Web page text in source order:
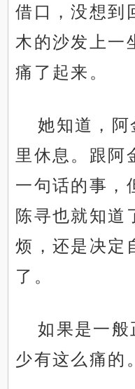
借口，没想到
木的沙发上一
痛了起来。
她知道，阿
里休息。跟阿
一句话的事，
陈寻也就知道
烦，还是决定
了。
如果是一般
少有这么痛的。